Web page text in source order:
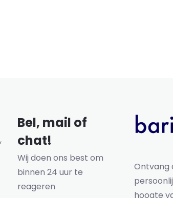
Bel, mail of
chat!
Wij doen ons best om
binnen 24 uur te
reageren
Ontvang
hoogte